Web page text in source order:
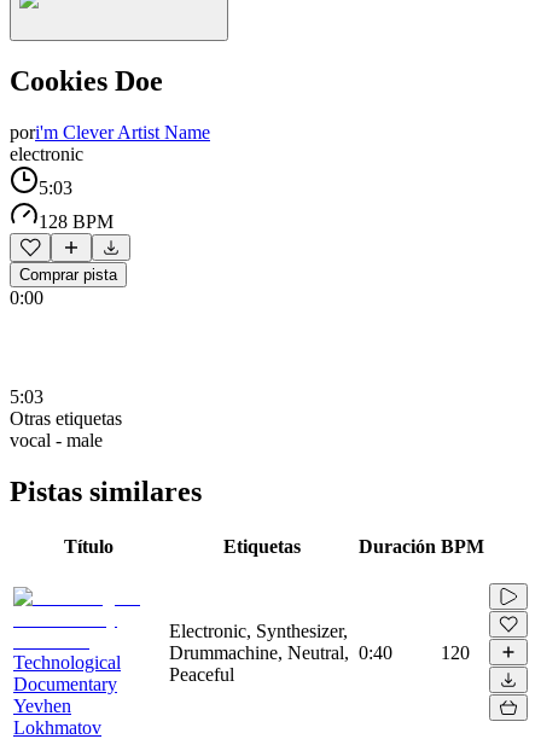
Cookies Doe
pori'm Clever Artist Name
electronic
5:03
128 BPM
Comprar pista
0:00
5:03
Otras etiquetas
vocal - male
Pistas similares
Título Etiquetas Duración BPM
Technological
Documentary
Yevhen
Lokhmatov
Electronic, Synthesizer,
Drummachine, Neutral,
Peaceful
0:40 120